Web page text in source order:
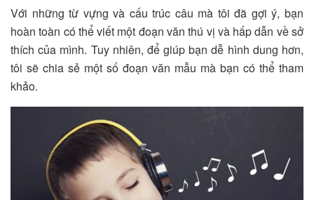
Với những từ vựng và cấu trúc câu mà tôi đã gợi ý, bạn
hoàn toàn có thể viết một đoạn văn thú vị và hấp dẫn về sở
thích của mình. Tuy nhiên, để giúp bạn dễ hình dung hơn,
tôi sẽ chia sẻ một số đoạn văn mẫu mà bạn có thể tham
khảo.